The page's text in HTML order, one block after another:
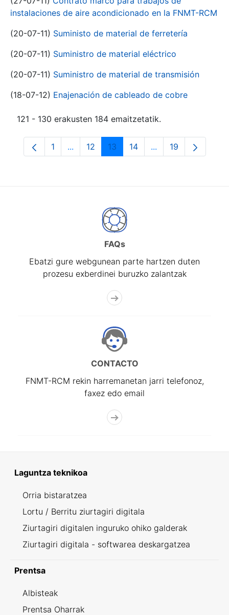
instalaciones de aire acondicionado en la FNMT-RCM
(20-07-11) Suministo de material de ferretería
(20-07-11) Suministro de material eléctrico
(20-07-11) Suministro de material de transmisión
(18-07-12) Enajenación de cableado de cobre
121 - 130 erakusten 184 emaitzetatik.
Orrialdea
1 ...Intermediate Pages Use TAB to navigate.
Orrialdea
12 Orrialdea
13 Orrialdea
14 ...Intermediate
Orrialdea
19
FAQs
Ebatzi gure webgunean parte hartzen duten
prozesu exberdinei buruzko zalantzak
CONTACTO
FNMT-RCM rekin harremanetan jarri telefonoz,
faxez edo email
Laguntza teknikoa
Orria bistaratzea
Lortu / Berritu ziurtagiri digitala
Ziurtagiri digitalen inguruko ohiko galderak
Ziurtagiri digitala - softwarea deskargatzea
Prentsa
Albisteak
Prentsa Oharrak